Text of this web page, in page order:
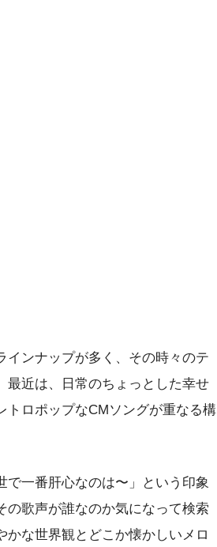
インナップが多く、その時々のテ
最近は、日常のちょっとした幸せ
トロポップなCMソングが重なる構
で一番肝心なのは〜」という印象
の歌声が誰なのか気になって検索
な世界観とどこか懐かしいメロ